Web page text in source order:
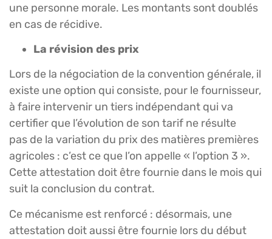
une personne morale. Les montants sont doublés
en cas de récidive.
La révision des prix
Lors de la négociation de la convention générale, il
existe une option qui consiste, pour le fournisseur,
à faire intervenir un tiers indépendant qui va
certifier que l’évolution de son tarif ne résulte
pas de la variation du prix des matières premières
agricoles : c’est ce que l’on appelle « l’option 3 ».
Cette attestation doit être fournie dans le mois qui
suit la conclusion du contrat.
Ce mécanisme est renforcé : désormais, une
attestation doit aussi être fournie lors du début